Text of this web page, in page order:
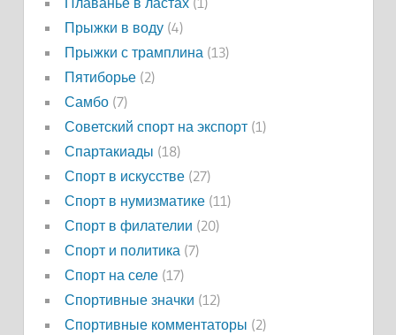
Прыжки в воду(4)
Прыжки с трамплина(13)
Пятиборье(2)
Самбо(7)
Советский спорт на экспорт(1)
Спартакиады (18)
Спорт в искусстве(27)
Спорт в нумизматике(11)
Спорт в филателии (20)
Спорт и политика(7)
Спорт на селе(17)
Спортивные значки (12)
Спортивные комментаторы (2)